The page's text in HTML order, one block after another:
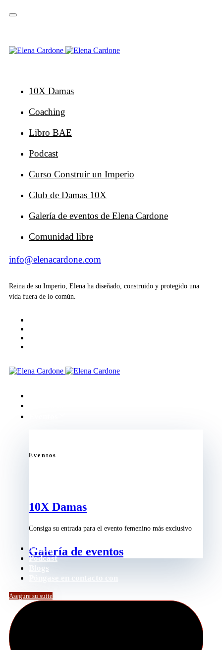
Saltar
Saltar
principal
10X Damas
Coaching
Libro BAE
Podcast
Curso Construir un Imperio
Club de Damas 10X
Galería de eventos de Elena Cardone
Comunidad libre
info@elenacardone.com
Reina de su Imperio, Elena ha diseñado, construido y protegido una
vida fuera de lo común.
Eventos
10X Damas
Consiga su entrada para el evento femenino más exclusivo
Galería de eventos
Tienda
Podcast
Blogs
Póngase en contacto con
Asegure su suite